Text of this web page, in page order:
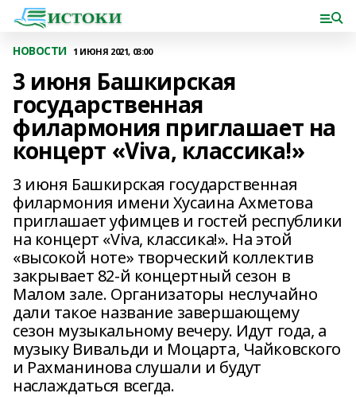
НОВОСТИ 1 ИЮНЯ 2021, 03:00
3 июня Башкирская
государственная
филармония приглашает на
концерт «Viva, классика!»
3 июня Башкирская государственная
филармония имени Хусаина Ахметова
приглашает уфимцев и гостей республики
на концерт «Viva, классика!». На этой
«высокой ноте» творческий коллектив
закрывает 82-й концертный сезон в
Малом зале. Организаторы неслучайно
дали такое название завершающему
сезон музыкальному вечеру. Идут года, а
музыку Вивальди и Моцарта, Чайковского
и Рахманинова слушали и будут
наслаждаться всегда.